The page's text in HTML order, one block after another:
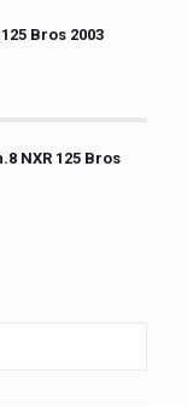
Bros 2003
NXR 125 Bros